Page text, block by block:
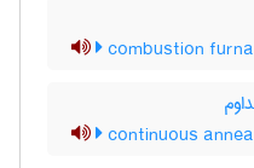
combustion
continuous